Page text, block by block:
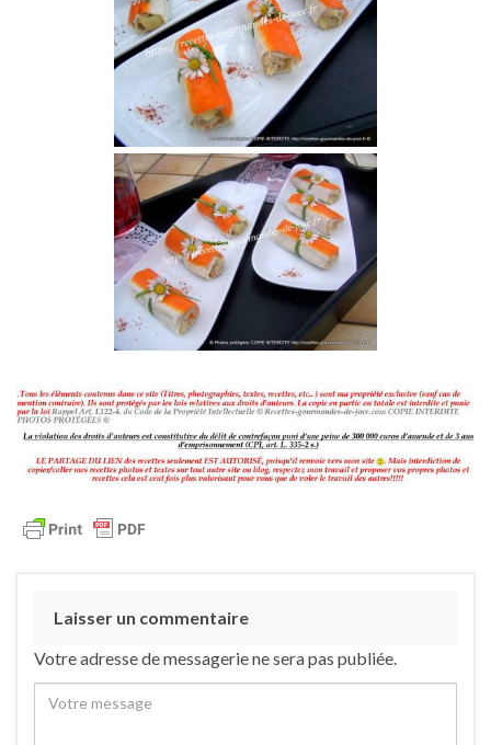
Laisser un commentaire
Votre adresse de messagerie ne sera pas publiée.